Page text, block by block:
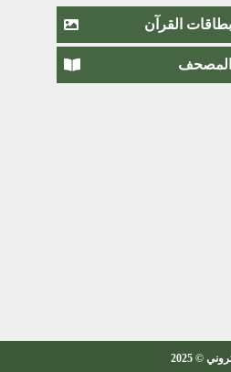
بطاقات القرآن
المصحف
© 2025